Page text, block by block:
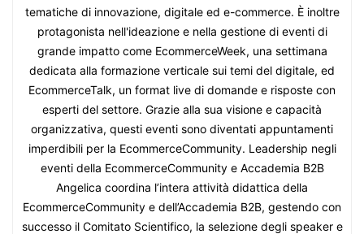
tematiche di innovazione, digitale ed e-commerce. È inoltre
protagonista nell'ideazione e nella gestione di eventi di
grande impatto come EcommerceWeek, una settimana
dedicata alla formazione verticale sui temi del digitale, ed
EcommerceTalk, un format live di domande e risposte con
esperti del settore. Grazie alla sua visione e capacità
organizzativa, questi eventi sono diventati appuntamenti
imperdibili per la EcommerceCommunity. Leadership negli
eventi della EcommerceCommunity e Accademia B2B
Angelica coordina l’intera attività didattica della
EcommerceCommunity e dell’Accademia B2B, gestendo con
successo il Comitato Scientifico, la selezione degli speaker e